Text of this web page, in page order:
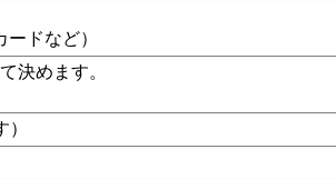
ードなど）
決めます。